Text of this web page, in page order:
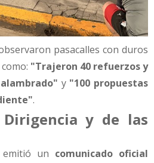
pasacalles con duros
"Trajeron 40 refuerzos y
y "100 propuestas
.
y de las
emitió un comunicado oficial